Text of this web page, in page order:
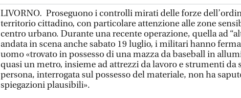
LIVORNO. Proseguono i controlli mirati delle forze
territorio cittadino, con particolare attenzione alle zone
centro urbano. Durante una recente operazione, quella ad
andata in scena anche sabato 19 luglio, i militari hanno
uomo «trovato in possesso di una mazza da baseball in
quasi un metro, insieme ad attrezzi da lavoro e strumenti da
persona, interrogata sul possesso del materiale, non ha
spiegazioni plausibili».